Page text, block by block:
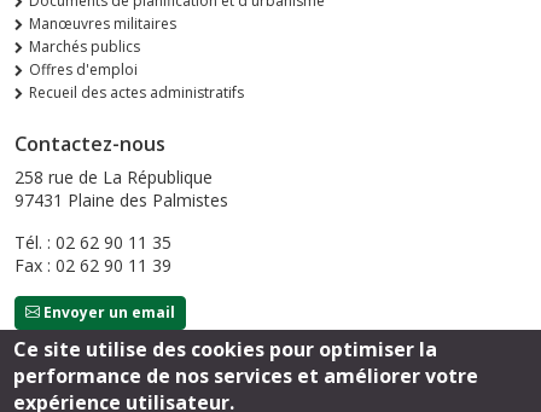
Manœuvres militaires
Marchés publics
Offres d'emploi
Recueil des actes administratifs
Contactez-nous
258 rue de La République
97431 Plaine des Palmistes
Tél. : 02 62 90 11 35
Fax : 02 62 90 11 39
Envoyer un email
Suivez-nous
Ce site utilise des cookies pour optimiser la
performance de nos services et améliorer votre
expérience utilisateur.